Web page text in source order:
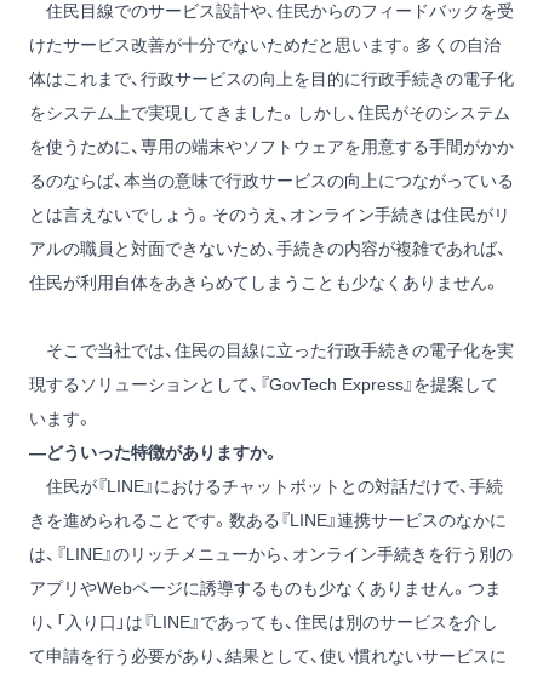
住民目線でのサービス設計や、住民からのフィードバックを受
けたサービス改善が十分でないためだと思います。多くの自治
体はこれまで、行政サービスの向上を目的に行政手続きの電子化
をシステム上で実現してきました。しかし、住民がそのシステム
を使うために、専用の端末やソフトウェアを用意する手間がかか
るのならば、本当の意味で行政サービスの向上につながっている
とは言えないでしょう。そのうえ、オンライン手続きは住民がリ
アルの職員と対面できないため、手続きの内容が複雑であれば、
住民が利用自体をあきらめてしまうことも少なくありません。
そこで当社では、住民の目線に立った行政手続きの電子化を実
現するソリューションとして、『GovTech Express』を提案して
います。
―どういった特徴がありますか。
住民が『LINE』におけるチャットボットとの対話だけで、手続
きを進められることです。数ある『LINE』連携サービスのなかに
は、『LINE』のリッチメニューから、オンライン手続きを行う別の
アプリやWebページに誘導するものも少なくありません。つま
り、「入り口」は『LINE』であっても、住民は別のサービスを介し
て申請を行う必要があり、結果として、使い慣れないサービスに